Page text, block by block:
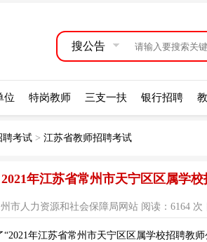
搜公告
位 特岗教师 三支一扶 银行招聘
聘考试 > 江苏省教师招聘考试
2021年江苏省常州市天宁区区属学
市人力资源和社会保障局网站 阅读：6164 次
年江苏省常州市天宁区区属学校招聘教师